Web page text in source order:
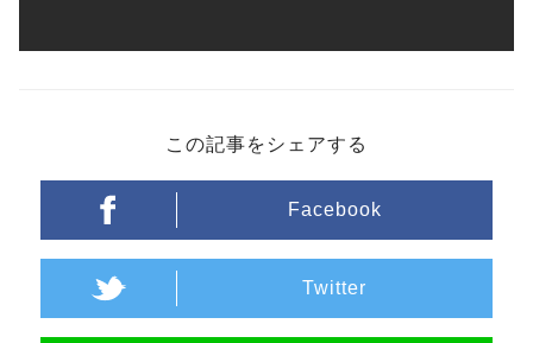
この記事をシェアする
Facebook
Twitter